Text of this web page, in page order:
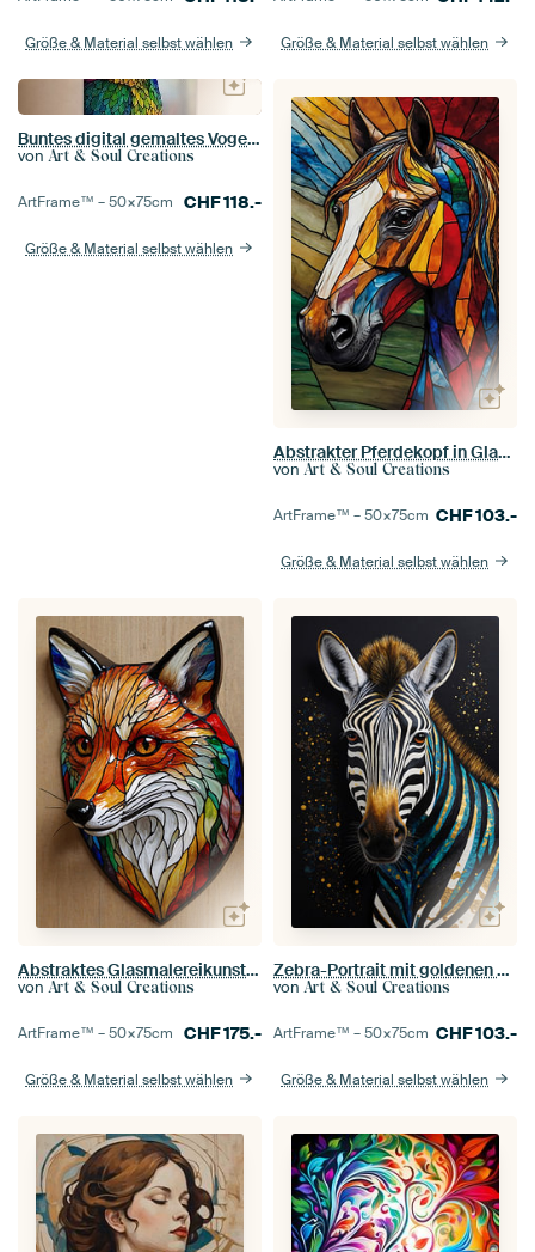
Größe & Material selbst wählen Größe & Material selbst wählen
Buntes digital gemaltes Vogelprofil
von Art & Soul Creations
ArtFrame™ –50×75cm CHF118.-
Größe & Material selbst wählen
Abstrakter Pferdekopf in Glasmalerei
von Art & Soul Creations
ArtFrame™ –50×75cm CHF103.-
Größe & Material selbst wählen
Abstraktes Glasmalereikunstwerk von Vos
von Art & Soul Creations
ArtFrame™ –50×75cm CHF175.-
Größe & Material selbst wählen
Zebra-Portrait mit goldenen Sprenkeln auf Noir
von Art & Soul Creations
ArtFrame™ –50×75cm CHF103.-
Größe & Material selbst wählen